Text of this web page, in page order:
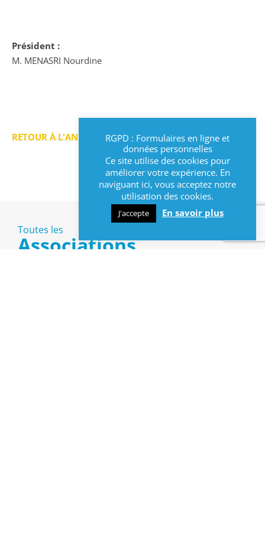
Président :
M. MENASRI Nourdine
RETOUR À L'ANNUAIRE >
Toutes les
Associations
RGPD : Formulaires en ligne et
données personnelles
Ce site utilise des cookies pour
améliorer votre expérience. En
naviguant ici, vous acceptez notre
utilisation des cookies.
J'accepte En savoir plus